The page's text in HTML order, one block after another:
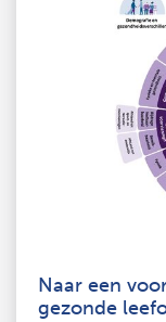
Naar een
gezonde